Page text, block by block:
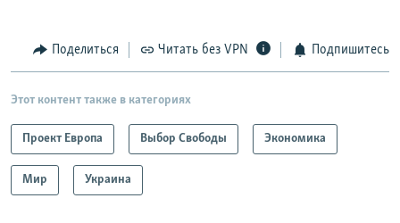
Поделиться Читать без VPN Подпишитесь
Этот контент также в категориях
Проект Европа Выбор Свободы Экономика
Мир Украина